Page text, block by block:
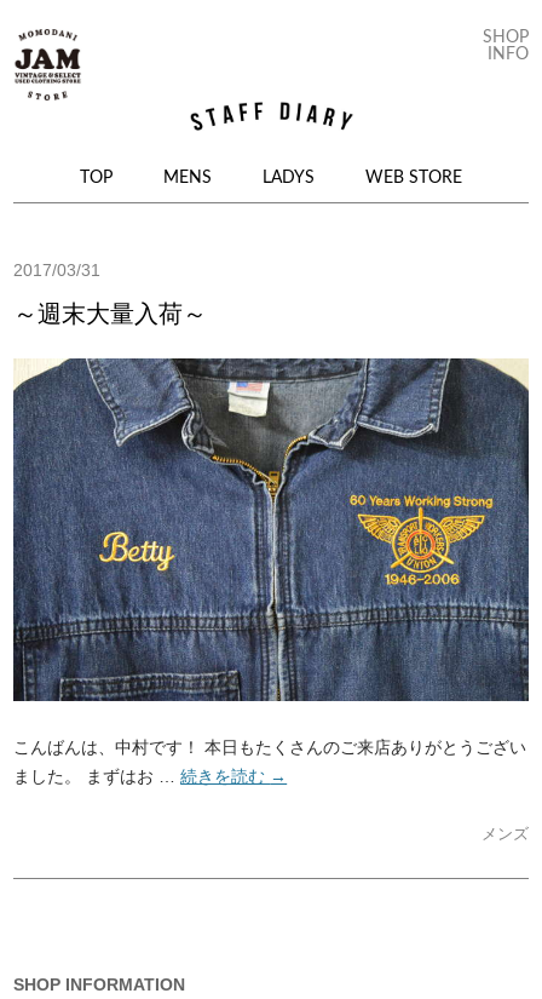
SHOP
INFO
コンテンツへ移動
TOP MENS LADYS WEB STORE
2017/03/31
～週末大量入荷～
こんばんは、中村です！ 本日もたくさんのご来店ありがとうござい
ました。 まずはお …続きを読む →
メンズ
SHOP INFORMATION